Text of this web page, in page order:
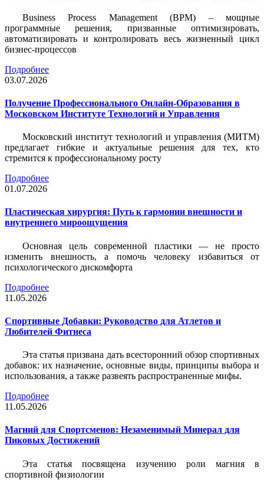
Business Process Management (BPM) – мощные
программные решения, призванные оптимизировать,
автоматизировать и контролировать весь жизненный цикл
бизнес-процессов
Подробнее
03.07.2026
Получение Профессионального Онлайн-Образования в
Московском Институте Технологий и Управления
Московский институт технологий и управления (МИТМ)
предлагает гибкие и актуальные решения для тех, кто
стремится к профессиональному росту
Подробнее
01.07.2026
Пластическая хирургия: Путь к гармонии внешности и
внутреннего мироощущения
Основная цель современной пластики — не просто
изменить внешность, а помочь человеку избавиться от
психологического дискомфорта
Подробнее
11.05.2026
Спортивные Добавки: Руководство для Атлетов и
Любителей Фитнеса
Эта статья призвана дать всесторонний обзор спортивных
добавок: их назначение, основные виды, принципы выбора и
использования, а также развеять распространенные мифы.
Подробнее
11.05.2026
Магний для Спортсменов: Незаменимый Минерал для
Пиковых Достижений
Эта статья посвящена изучению роли магния в
спортивной физиологии